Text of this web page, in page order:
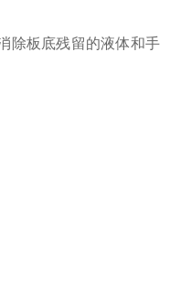
除板底残留的液体和手